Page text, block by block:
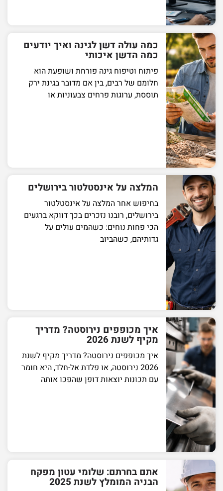
כמה עולה דשן לגינה ואיך יודעים
כמה הדשן איכותי
פיתוח וטיפוח גינה פורחת ושופעת הוא
חלומם של רבים, בין אם מדובר בגינת ירק
תוססת, ערוגות פרחים צבעוניות או
המלצה על אינסטלטור בירושלים
בחיפוש אחר המלצה על אינסטלטור
בירושלים, רובנו נזכרים בכך דווקא ברגעים
הכי פחות נוחים: כשהמים עולים על
גדותיהם, כשהביוב
איך מכופפים נירוסטה? מדריך
מקיף לשנת 2026
איך מכופפים נירוסטה? מדריך מקיף לשנת
2026 נירוסטה, או פלדת אל-חלד, היא חומר
עם תכונות יוצאות דופן שהפכו אותה
אתם בחרתם: שלומי עטון מפקח
הבניה המומלץ לשנת 2025